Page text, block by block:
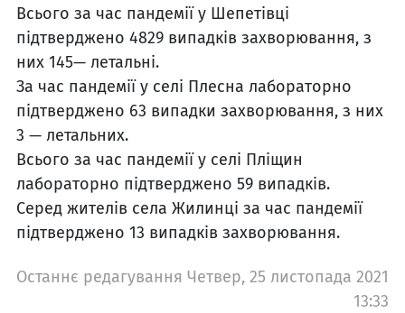
Всього за час пандемії у Шепетівці
підтверджено 4829 випадків захворювання, з
них 145— летальні.
За час пандемії у селі Плесна лабораторно
підтверджено 63 випадки захворювання, з них
3 — летальних.
Всього за час пандемії у селі Пліщин
лабораторно підтверджено 59 випадків.
Серед жителів села Жилинці за час пандемії
підтверджено 13 випадків захворювання.
Останнє редагування Четвер, 25 листопада 2021
13:33